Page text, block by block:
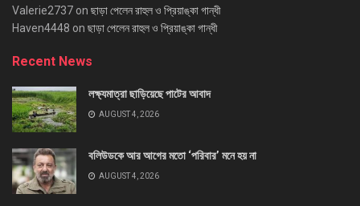
Valerie2737 on ছাড়া পেলেন রাহুল ও প্রিয়াঙ্কা গান্ধী
Haven4448 on ছাড়া পেলেন রাহুল ও প্রিয়াঙ্কা গান্ধী
Recent News
লক্ষ্যমাত্রা ছাড়িয়েছে পাটের আবাদ
AUGUST 4, 2026
বলিউডকে আর আগের মতো ‘পরিবার’ মনে হয় না
AUGUST 4, 2026